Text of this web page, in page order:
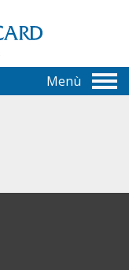
Menù